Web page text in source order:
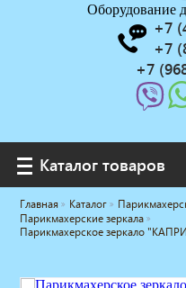
Оборудование
+7
+7
+7
Каталог товаров
Каталог товаров
Услуги под ключ
Мебель для
Оборудование с
Главная Каталог
Парикмахерские зеркала
Парикмахерское зеркало